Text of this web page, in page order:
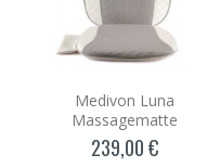
Medivon Luna
Massagematte
239,00 €